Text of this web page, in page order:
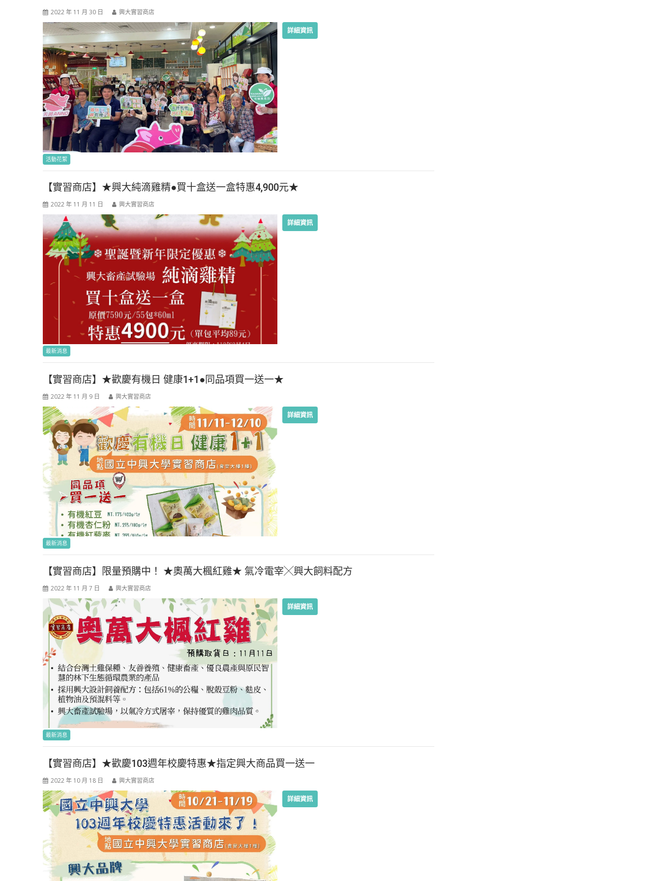
2022 年 11 月 30 日 興大實習商店
詳細資訊
活動花絮
【實習商店】★興大純滴雞精●買十盒送一盒特惠4,900元★
2022 年 11 月 11 日 興大實習商店
詳細資訊
最新消息
【實習商店】★歡慶有機日 健康1+1●同品項買一送一★
2022 年 11 月 9 日 興大實習商店
詳細資訊
最新消息
【實習商店】限量預購中！ ★奧萬大楓紅雞★ 氣冷電宰╳興大飼料配方
2022 年 11 月 7 日 興大實習商店
詳細資訊
最新消息
【實習商店】★歡慶103週年校慶特惠★指定興大商品買一送一
2022 年 10 月 18 日 興大實習商店
詳細資訊